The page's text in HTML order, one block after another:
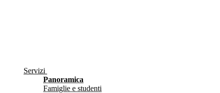
Servizi
Panoramica
Famiglie e studenti